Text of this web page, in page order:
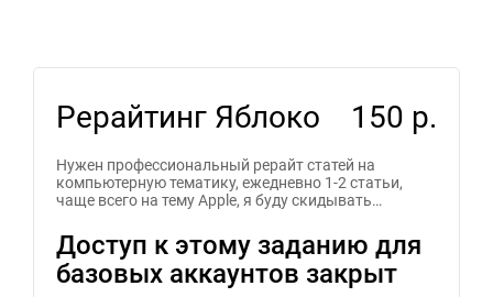
Рерайтинг Яблоко 150 р.
Нужен профессиональный рерайт статей на
компьютерную тематику, ежедневно 1-2 статьи,
чаще всего на тему Apple, я буду скидывать…
Доступ к этому заданию для
базовых аккаунтов закрыт